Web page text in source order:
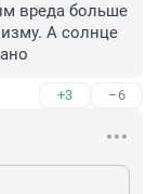
вреда больше
А солнце
+3 –6